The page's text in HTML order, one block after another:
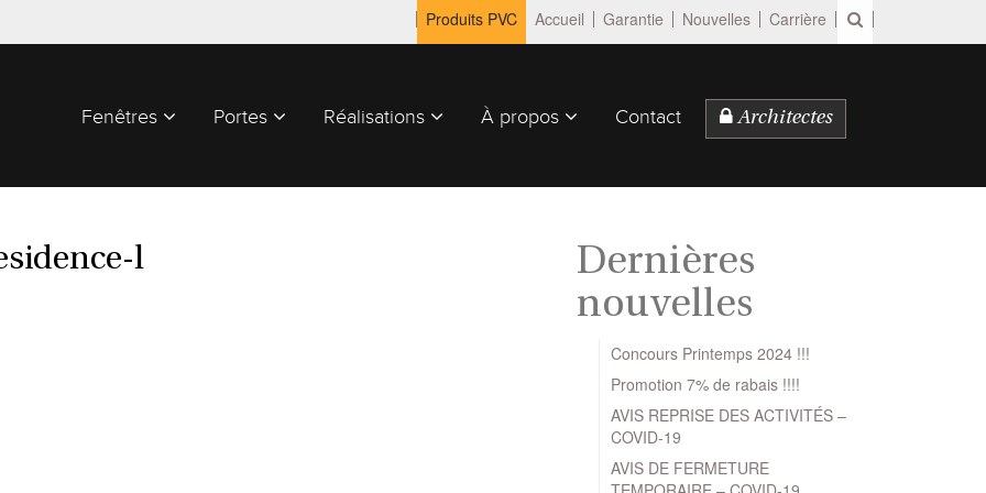
Produits PVC Accueil Garantie Nouvelles Carrière
Fenêtres Portes Réalisations À propos Contact Architectes
l
Dernières
nouvelles
Concours Printemps 2024 !!!
Promotion 7% de rabais !!!!
AVIS REPRISE DES ACTIVITÉS –
COVID-19
AVIS DE FERMETURE